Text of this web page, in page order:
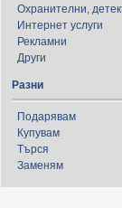
Охранителни,
Интернет услуги
Рекламни
Други
Разни
Подарявам
Купувам
Търся
Заменям